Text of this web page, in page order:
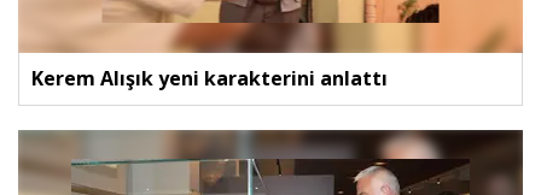
Kerem Alışık yeni karakterini anlattı